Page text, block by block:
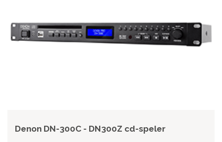
Denon DN-300C - DN300Z cd-speler